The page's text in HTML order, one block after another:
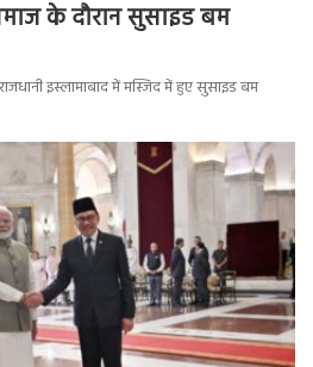
के दौरान सुसाइड बम
इस्लामाबाद में मस्जिद में हुए सुसाइड बम